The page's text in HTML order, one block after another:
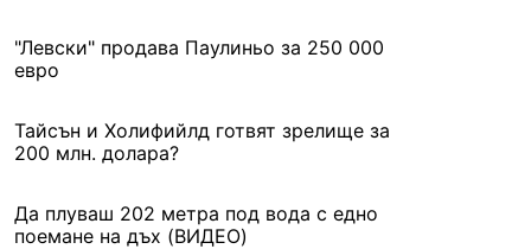
"Левски" продава Паулиньо за 250 000
евро
Тайсън и Холифийлд готвят зрелище за
200 млн. долара?
Да плуваш 202 метра под вода с едно
поемане на дъх (ВИДЕО)